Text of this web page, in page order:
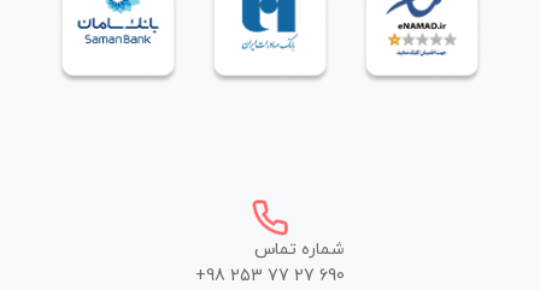
شماره تماس
+98 253 77 27 690